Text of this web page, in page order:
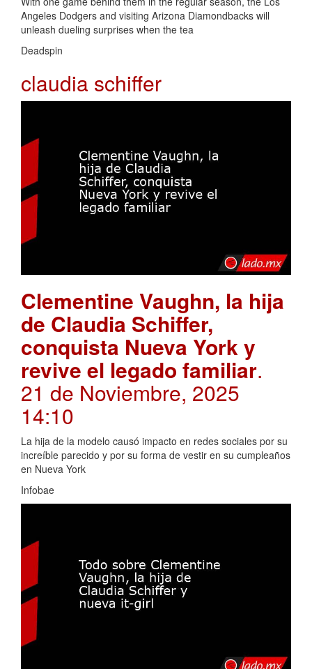
Angeles Dodgers and visiting Arizona Diamondbacks will
unleash dueling surprises when the tea
Deadspin
claudia schiffer
Clementine Vaughn, la hija
de Claudia Schiffer,
conquista Nueva York y
revive el legado familiar.
21 de Noviembre, 2025
14:10
La hija de la modelo causó impacto en redes sociales por su
increíble parecido y por su forma de vestir en su cumpleaños
en Nueva York
Infobae